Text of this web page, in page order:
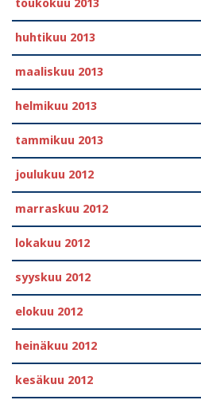
toukokuu 2013
huhtikuu 2013
maaliskuu 2013
helmikuu 2013
tammikuu 2013
joulukuu 2012
marraskuu 2012
lokakuu 2012
syyskuu 2012
elokuu 2012
heinäkuu 2012
kesäkuu 2012